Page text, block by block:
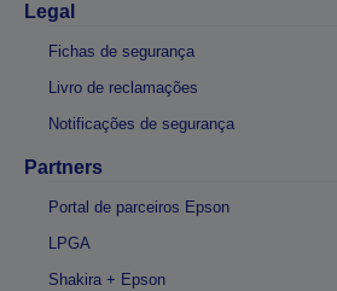
Legal
Fichas de segurança
Livro de reclamações
Notificações de segurança
Partners
Portal de parceiros Epson
LPGA
Shakira + Epson